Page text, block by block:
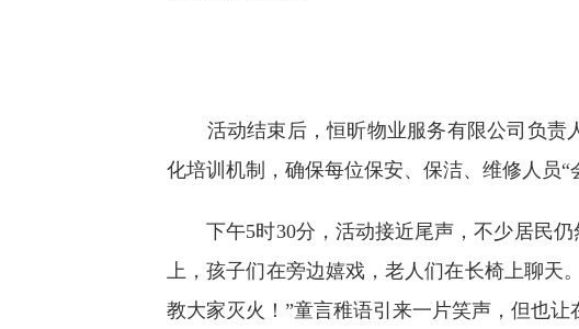
活动结束后，恒昕物业服务有限公司负责
化培训机制，确保每位保安、保洁、维修人员“
下午5时30分，活动接近尾声，不少居民仍
上，孩子们在旁边嬉戏，老人们在长椅上聊天
教大家灭火！”童言稚语引来一片笑声，但也